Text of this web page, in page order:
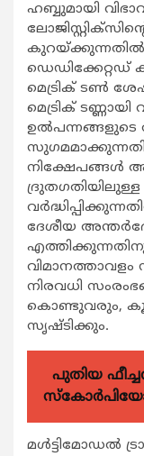
ഹബ്ബുമായി
കുറയ്ക്കുന്നതില്‍
ഡെഡിക്കേറ്റഡ്
മെട്രിക് ടണ്‍
മെട്രിക്
ഉല്‍പന്നങ്ങളുടെ
നിക്ഷേപങ്ങള്‍
ദ്രുതഗതിയിലുള്ള
ദേശീയ
നിരവധി
കൊണ്ടുവരും,
സൃഷ്ടിക്കും.
പുതിയ
മള്‍ട്ടിമോഡല്‍